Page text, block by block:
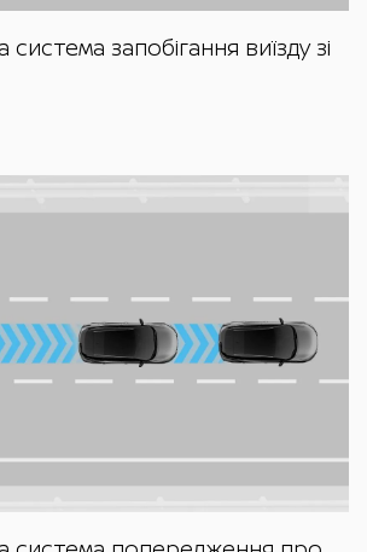
система запобігання виїзду зі